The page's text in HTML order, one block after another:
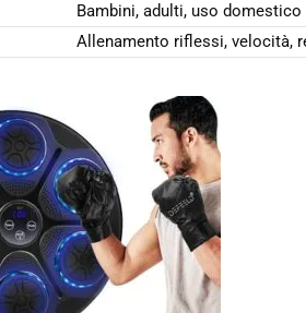
Bambini, adulti, uso domestico
Allenamento riflessi, velocità,